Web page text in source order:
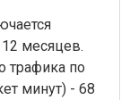
месяцев.
трафика по
минут) - 68